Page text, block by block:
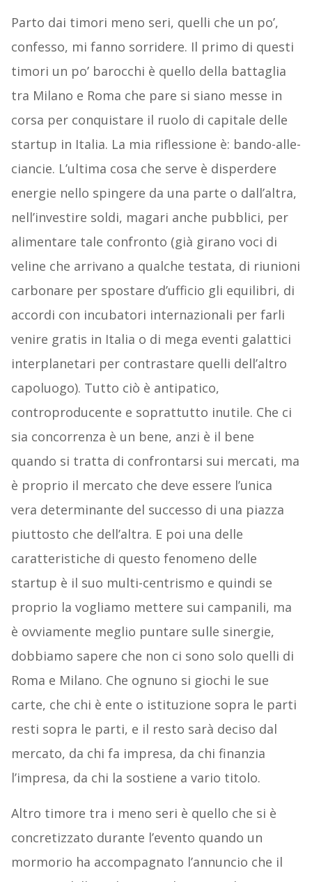
Parto dai timori meno seri, quelli che un po’,
confesso, mi fanno sorridere. Il primo di questi
timori un po’ barocchi è quello della battaglia
tra Milano e Roma che pare si siano messe in
corsa per conquistare il ruolo di capitale delle
startup in Italia. La mia riflessione è: bando-alle-
ciancie. L’ultima cosa che serve è disperdere
energie nello spingere da una parte o dall’altra,
nell’investire soldi, magari anche pubblici, per
alimentare tale confronto (già girano voci di
veline che arrivano a qualche testata, di riunioni
carbonare per spostare d’ufficio gli equilibri, di
accordi con incubatori internazionali per farli
venire gratis in Italia o di mega eventi galattici
interplanetari per contrastare quelli dell’altro
capoluogo). Tutto ciò è antipatico,
controproducente e soprattutto inutile. Che ci
sia concorrenza è un bene, anzi è il bene
quando si tratta di confrontarsi sui mercati, ma
è proprio il mercato che deve essere l’unica
vera determinante del successo di una piazza
piuttosto che dell’altra. E poi una delle
caratteristiche di questo fenomeno delle
startup è il suo multi-centrismo e quindi se
proprio la vogliamo mettere sui campanili, ma
è ovviamente meglio puntare sulle sinergie,
dobbiamo sapere che non ci sono solo quelli di
Roma e Milano. Che ognuno si giochi le sue
carte, che chi è ente o istituzione sopra le parti
resti sopra le parti, e il resto sarà deciso dal
mercato, da chi fa impresa, da chi finanzia
l’impresa, da chi la sostiene a vario titolo.
Altro timore tra i meno seri è quello che si è
concretizzato durante l’evento quando un
mormorio ha accompagnato l’annuncio che il